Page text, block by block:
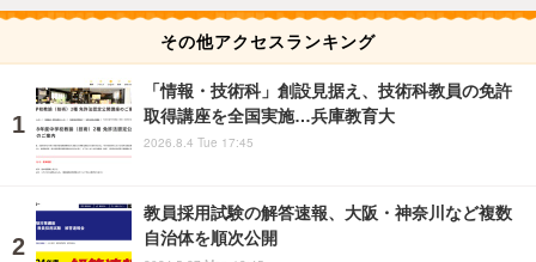
その他アクセスランキング
「情報・技術科」創設見据え、技術科教員の免許
取得講座を全国実施…兵庫教育大
2026.8.4 Tue 17:45
教員採用試験の解答速報、大阪・神奈川など複数
自治体を順次公開